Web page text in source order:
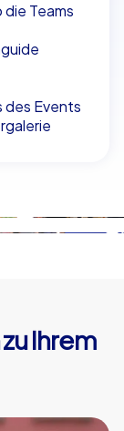
Teams
des Events
Ihrem